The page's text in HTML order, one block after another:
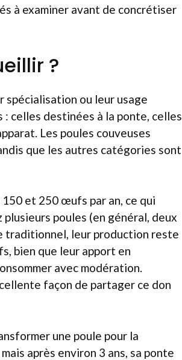
à examiner avant de concrétiser
?
ou leur usage
: celles destinées à la ponte, celles
Les poules couveuses
que les autres catégories sont
et 250 œufs par an, ce qui
poules (en général, deux
traditionnel, leur production reste
bien que leur apport en
avec modération.
façon de partager ce don
une poule pour la
après environ 3 ans, sa ponte